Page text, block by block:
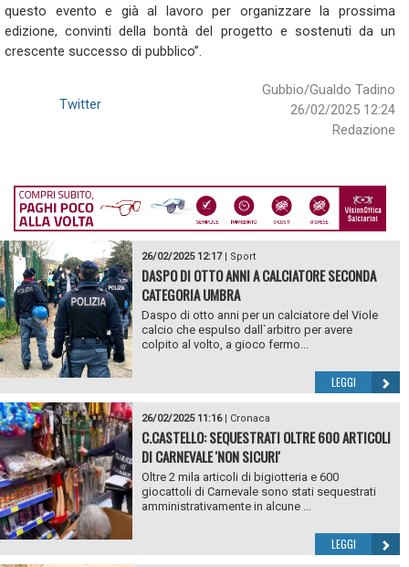
questo evento e già al lavoro per organizzare la prossima
edizione, convinti della bontà del progetto e sostenuti da un
crescente successo di pubblico”.
Gubbio/Gualdo Tadino
26/02/2025 12:24
Redazione
Twitter
26/02/2025 12:17| Sport
DASPO DI OTTO ANNI A CALCIATORE SECONDA
CATEGORIA UMBRA
Daspo di otto anni per un calciatore del Viole
calcio che espulso dall`arbitro per avere
colpito al volto, a gioco fermo...
LEGGI
26/02/2025 11:16| Cronaca
C.CASTELLO: SEQUESTRATI OLTRE 600 ARTICOLI
DI CARNEVALE 'NON SICURI'
Oltre 2 mila articoli di bigiotteria e 600
giocattoli di Carnevale sono stati sequestrati
amministrativamente in alcune ...
LEGGI